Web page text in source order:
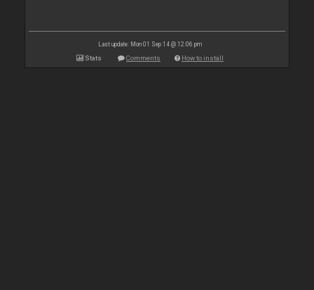
Last update: Mon 01 Sep 14 @ 12:06 pm
Stats Comments How to install